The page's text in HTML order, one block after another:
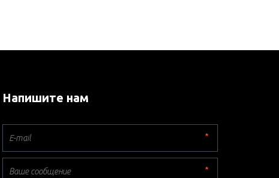
Напишите нам
*
*